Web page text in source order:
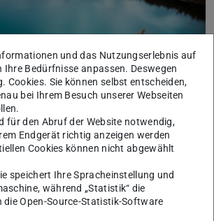
(Anti-Stress Seminar)
von langfristigen Strategien
hybrider Form geht von Sa, 08.11. – Sa,
Präsenz und 3* dienstags online).
und das Nutzungserlebnis auf
Ihre Bedürfnisse anpassen. Deswegen
Cookies. Sie können selbst entscheiden,
bei Ihrem Besuch unserer Webseiten
für den Abruf der Website notwendig,
Endgerät richtig anzeigen werden
Cookies können nicht abgewählt
speichert Ihre Spracheinstellung und
während „Statistik“ die
Open-Source-Statistik-Software